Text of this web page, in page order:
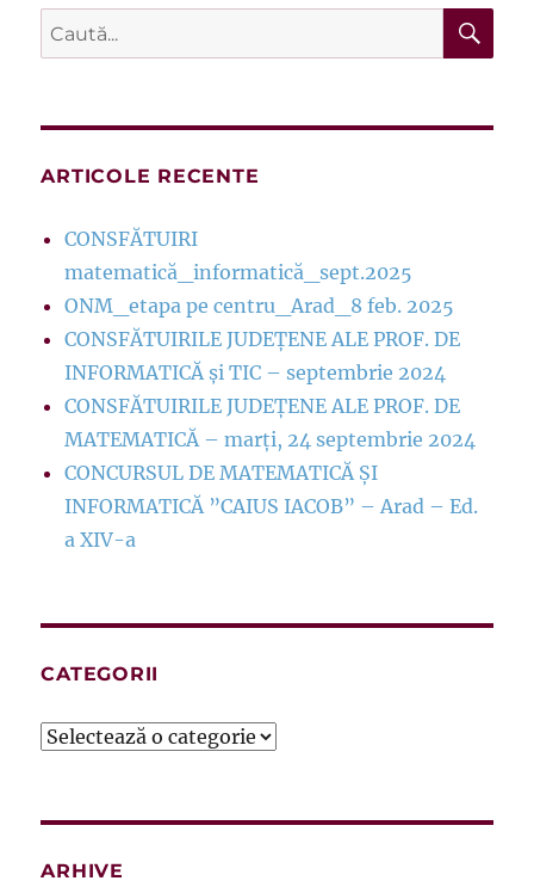
Caută
după:
ARTICOLE RECENTE
CONSFĂTUIRI
matematică_informatică_sept.2025
ONM_etapa pe centru_Arad_8 feb. 2025
CONSFĂTUIRILE JUDEȚENE ALE PROF. DE
INFORMATICĂ și TIC – septembrie 2024
CONSFĂTUIRILE JUDEȚENE ALE PROF. DE
MATEMATICĂ – marți, 24 septembrie 2024
CONCURSUL DE MATEMATICĂ ȘI
INFORMATICĂ ”CAIUS IACOB” – Arad – Ed.
a XIV-a
CATEGORII
Categorii
ARHIVE